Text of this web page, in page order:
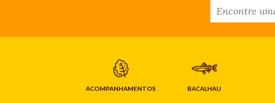
ACOMPANHAMENTOS BACALHAU